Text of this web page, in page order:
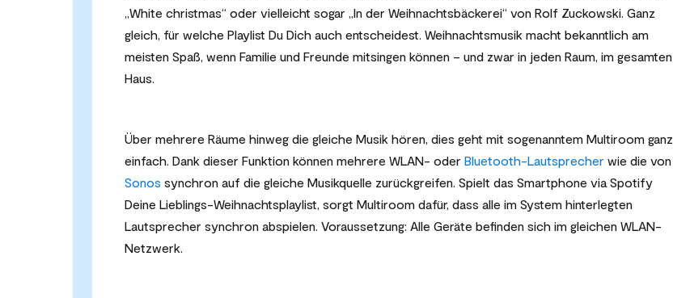
„White christmas“ oder vielleicht sogar „In der Weihnachtsbäckerei“ von Rolf Zuckowski. Ganz
gleich, für welche Playlist Du Dich auch entscheidest. Weihnachtsmusik macht bekanntlich am
meisten Spaß, wenn Familie und Freunde mitsingen können – und zwar in jeden Raum, im gesamten
Haus.
Über mehrere Räume hinweg die gleiche Musik hören, dies geht mit sogenanntem Multiroom ganz
einfach. Dank dieser Funktion können mehrere WLAN- oder Bluetooth-Lautsprecher wie die von
Sonos synchron auf die gleiche Musikquelle zurückgreifen. Spielt das Smartphone via Spotify
Deine Lieblings-Weihnachtsplaylist, sorgt Multiroom dafür, dass alle im System hinterlegten
Lautsprecher synchron abspielen. Voraussetzung: Alle Geräte befinden sich im gleichen WLAN-
Netzwerk.